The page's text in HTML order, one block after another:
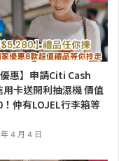
優惠】申請Citi Cash
卡送開利抽濕機 價值
仲有LOJEL行李箱等
4 月 4 日